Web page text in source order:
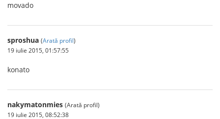
movado
sproshua (Arată profil)
19 iulie 2015, 01:57:55
konato
nakymatonmies (Arată profil)
19 iulie 2015, 08:52:38